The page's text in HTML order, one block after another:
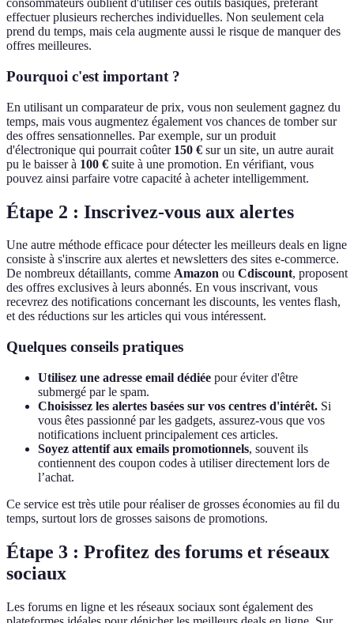
consommateurs oublient d'utiliser ces outils basiques, préférant
effectuer plusieurs recherches individuelles. Non seulement cela
prend du temps, mais cela augmente aussi le risque de manquer des
offres meilleures.
Pourquoi c'est important ?
En utilisant un comparateur de prix, vous non seulement gagnez du
temps, mais vous augmentez également vos chances de tomber sur
des offres sensationnelles. Par exemple, sur un produit
d'électronique qui pourrait coûter 150 € sur un site, un autre aurait
pu le baisser à 100 € suite à une promotion. En vérifiant, vous
pouvez ainsi parfaire votre capacité à acheter intelligemment.
Étape 2 : Inscrivez-vous aux alertes
Une autre méthode efficace pour détecter les meilleurs deals en ligne
consiste à s'inscrire aux alertes et newsletters des sites e-commerce.
De nombreux détaillants, comme Amazon ou Cdiscount, proposent
des offres exclusives à leurs abonnés. En vous inscrivant, vous
recevrez des notifications concernant les discounts, les ventes flash,
et des réductions sur les articles qui vous intéressent.
Quelques conseils pratiques
Utilisez une adresse email dédiée pour éviter d'être
submergé par le spam.
Choisissez les alertes basées sur vos centres d'intérêt. Si
vous êtes passionné par les gadgets, assurez-vous que vos
notifications incluent principalement ces articles.
Soyez attentif aux emails promotionnels, souvent ils
contiennent des coupon codes à utiliser directement lors de
l’achat.
Ce service est très utile pour réaliser de grosses économies au fil du
temps, surtout lors de grosses saisons de promotions.
Étape 3 : Profitez des forums et réseaux
sociaux
Les forums en ligne et les réseaux sociaux sont également des